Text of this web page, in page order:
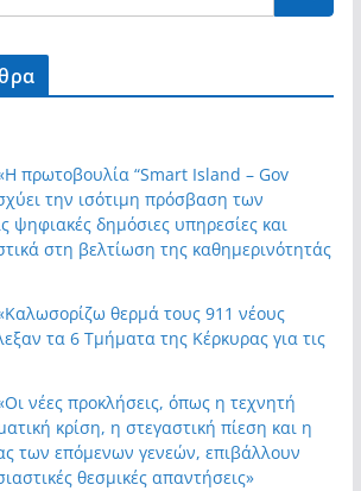
πρωτοβουλία “Smart Island – Gov
την ισότιμη πρόσβαση των
ψηφιακές δημόσιες υπηρεσίες και
στη βελτίωση της καθημερινότητάς
θερμά τους 911 νέους
τα 6 Τμήματα της Κέρκυρας για τις
νέες προκλήσεις, όπως η τεχνητή
κρίση, η στεγαστική πίεση και η
των επόμενων γενεών, επιβάλλουν
θεσμικές απαντήσεις»